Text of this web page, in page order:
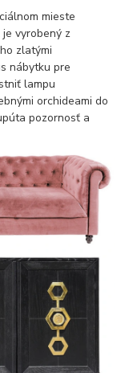
mieste
vyrobený z
zlatými
nábytku pre
lampu
orchideami do
pozornosť a